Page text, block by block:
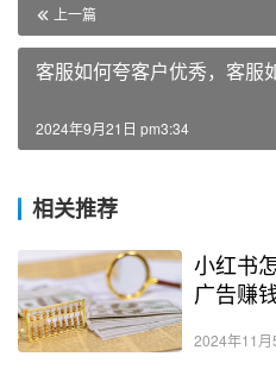
上一篇
客服如何夸客户优秀，客服
2024年9月21日 pm3:34
相关推荐
小红书
广告赚
2024年11月